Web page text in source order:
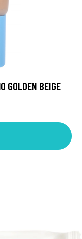
GOLDEN BEIGE